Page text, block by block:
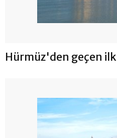
Hürmüz'den geçen